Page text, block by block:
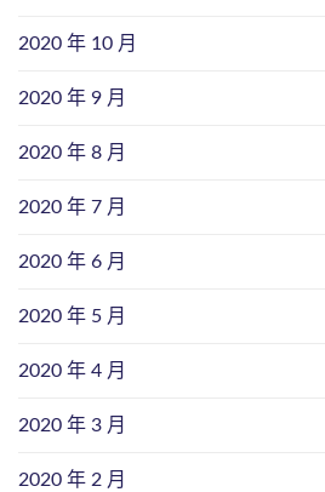
2020 年 10 月
2020 年 9 月
2020 年 8 月
2020 年 7 月
2020 年 6 月
2020 年 5 月
2020 年 4 月
2020 年 3 月
2020 年 2 月